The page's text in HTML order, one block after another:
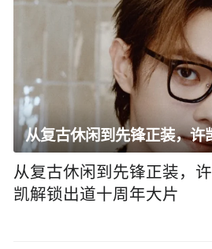
从复古休闲到先锋正装，许
凯解锁出道十周年大片